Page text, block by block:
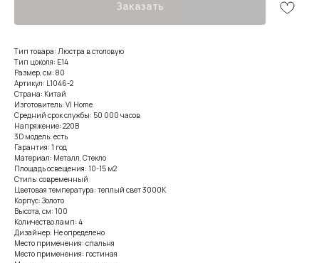
Заказать
Тип товара: Люстра в столовую
Тип цоколя: E14
Размер, см: 80
Артикул: L1046-2
Страна: Китай
Изготовитель: VI Home
Средний срок службы: 50 000 часов
Напряжение: 220В
3D модель: есть
Гарантия: 1 год
Материал: Металл, Стекло
Площадь освещения: 10-15 м2
Стиль: современный
Цветовая температура: теплый свет 3000К
Корпус: Золото
Высота, см: 100
Количество ламп: 4
Дизайнер: Не определено
Место применения: спальня
Место применения: гостиная